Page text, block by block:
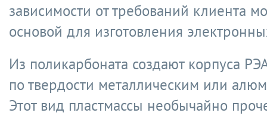
зависимости от требований клиента
основой для изготовления
Из поликарбоната создают корпуса
по твердости металлическим или
Этот вид пластмассы необычайно